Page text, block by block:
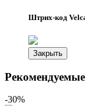
Штрих-код
Закрыть
-30%